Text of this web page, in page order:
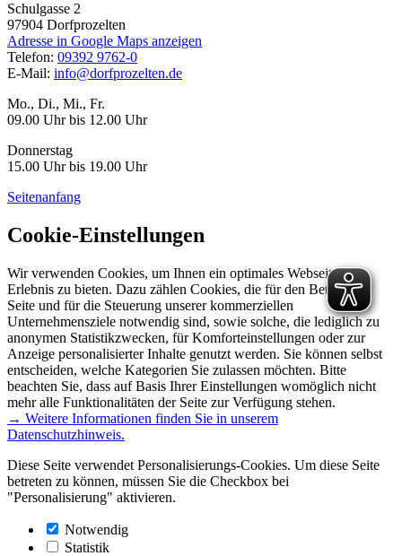
Schulgasse 2
97904 Dorfprozelten
Adresse in Google Maps anzeigen
Telefon: 09392 9762-0
E-Mail: info@dorfprozelten.de
Mo., Di., Mi., Fr.
09.00 Uhr bis 12.00 Uhr
Donnerstag
15.00 Uhr bis 19.00 Uhr
Seitenanfang
Cookie-Einstellungen
Wir verwenden Cookies, um Ihnen ein optimales Webseiten-
Erlebnis zu bieten. Dazu zählen Cookies, die für den Betrieb der
Seite und für die Steuerung unserer kommerziellen
Unternehmensziele notwendig sind, sowie solche, die lediglich zu
anonymen Statistikzwecken, für Komforteinstellungen oder zur
Anzeige personalisierter Inhalte genutzt werden. Sie können selbst
entscheiden, welche Kategorien Sie zulassen möchten. Bitte
beachten Sie, dass auf Basis Ihrer Einstellungen womöglich nicht
mehr alle Funktionalitäten der Seite zur Verfügung stehen.
→ Weitere Informationen finden Sie in unserem
Datenschutzhinweis.
Diese Seite verwendet Personalisierungs-Cookies. Um diese Seite
betreten zu können, müssen Sie die Checkbox bei
"Personalisierung" aktivieren.
Notwendig
Statistik